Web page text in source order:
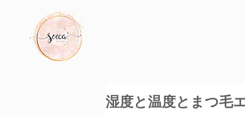
湿度と温度とまつ毛